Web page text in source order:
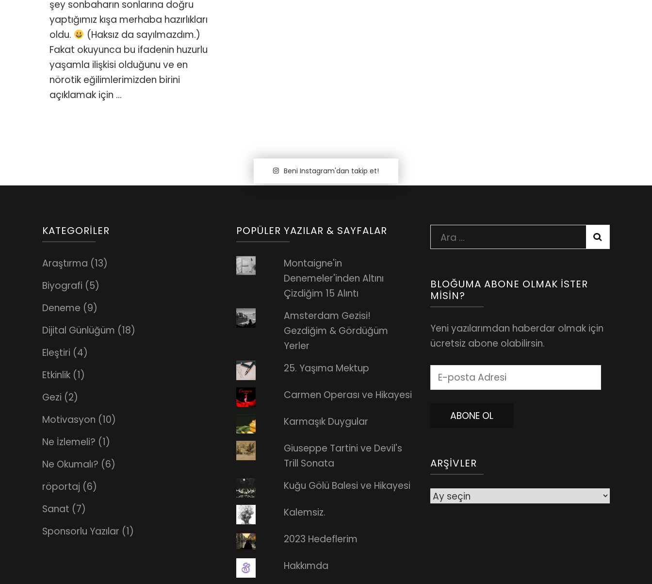
şey sonbaharın sonlarına doğru
yaptığımız kışa merhaba hazırlıkları
oldu.
(Haksız da sayılmazdım.)
Fakat okuyunca bu ifadenin huzurlu
yaşamla ilişkisi olduğunu ve en
nörotik eğilimlerimizden birini
açıklamak için …
Beni Instagram'dan takip et!
KATEGORILER
Araştırma (13)
Biyografi (5)
Deneme (9)
Dijital Günlüğüm (18)
Eleştiri (4)
Etkinlik (1)
Gezi (2)
Motivasyon (10)
Ne İzlemeli? (1)
Ne Okumalı? (6)
röportaj (6)
Sanat (7)
Sponsorlu Yazılar (1)
POPÜLER YAZILAR & SAYFALAR
Montaigne'in
Denemeler'inden Altını
Çizdiğim 15 Alıntı
Amsterdam Gezisi!
Gezdiğim & Gördüğüm
Yerler
25. Yaşıma Mektup
Carmen Operası ve Hikayesi
Karmaşık Duygular
Giuseppe Tartini ve Devil's
Trill Sonata
Kuğu Gölü Balesi ve Hikayesi
Kalemsiz.
2023 Hedeflerim
Hakkımda
Arama:
BLOĞUMA ABONE OLMAK İSTER
MISIN?
Yeni yazılarımdan haberdar olmak için
ücretsiz abone olabilirsin.
E-
posta
ABONE OL
ARŞIVLER
Arşivler